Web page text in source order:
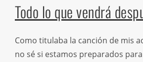
Todo lo que vendrá
Como titulaba la canción de mis
no sé si estamos preparados para